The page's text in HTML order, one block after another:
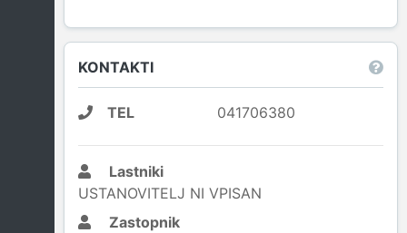
KONTAKTI
TEL 041706380
Lastniki
USTANOVITELJ NI VPISAN
Zastopnik